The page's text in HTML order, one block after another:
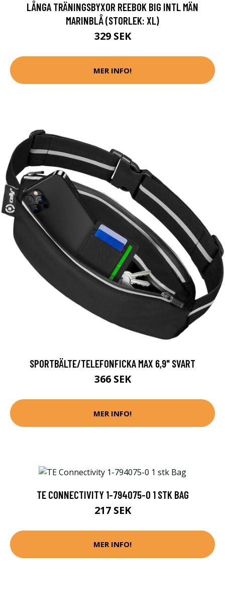
LÅNGA TRÄNINGSBYXOR REEBOK BIG INTL MÄN
MARINBLÅ (STORLEK: XL)
329 SEK
MER INFO!
SPORTBÄLTE/TELEFONFICKA MAX 6,9" SVART
366 SEK
MER INFO!
TE CONNECTIVITY 1-794075-0 1 STK BAG
217 SEK
MER INFO!